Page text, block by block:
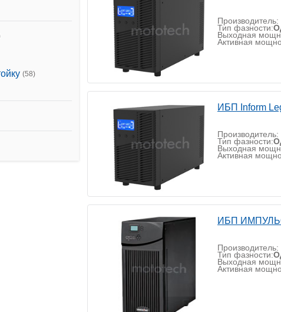
(58)
Производитель:
Тип фазности:
Выходная
Активная
ИБП Inform
Производитель:
Тип фазности:
Выходная
Активная
ИБП
Производитель:
Тип фазности:
Выходная
Активная